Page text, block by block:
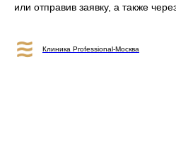
или отправив заявку, а также
Клиника Professional-Москва